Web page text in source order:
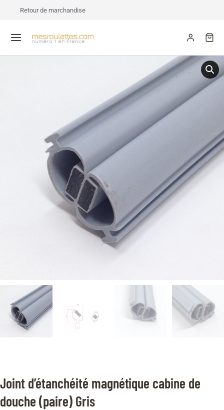
Retour de marchandise
Joint d’étanchéité magnétique cabine de
douche (paire) Gris